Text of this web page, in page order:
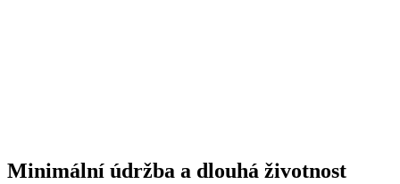
Minimální údržba a dlouhá životnost